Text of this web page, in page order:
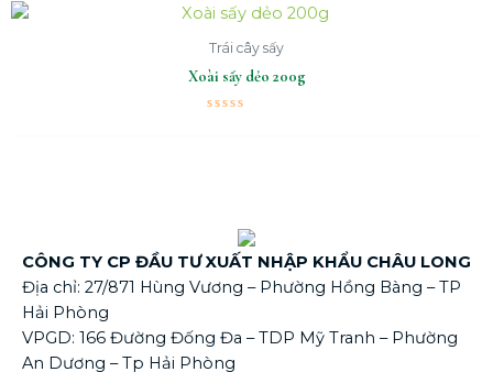
sao
Trái cây sấy
Xoài sấy dẻo 200g
CÔNG TY CP ĐẦU TƯ XUẤT NHẬP KHẨU CHÂU LONG
Địa chỉ: 27/871 Hùng Vương – Phường Hồng Bàng – TP
Hải Phòng
VPGD: 166 Đường Đống Đa – TDP Mỹ Tranh – Phường
An Dương – Tp Hải Phòng